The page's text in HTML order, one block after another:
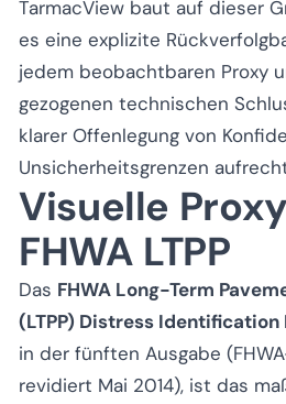
TarmacView baut auf dieser
es eine explizite
jedem beobachtbaren Proxy
gezogenen technischen
klarer Offenlegung von
Unsicherheitsgrenzen
Visuelle
FHWA LTPP
Das FHWA Long-Term
(LTPP) Distress Identification
in der fünften Ausgabe
revidiert Mai 2014), ist das